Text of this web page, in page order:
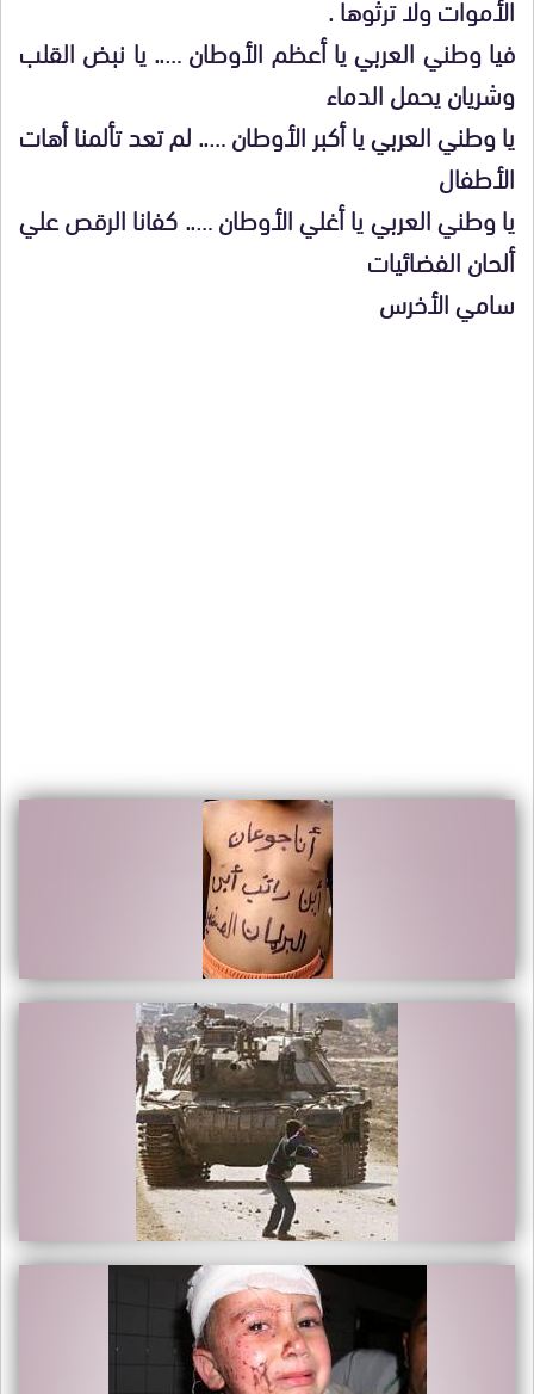
فيا وطني العربي يا أعظم الأوطان ….. يا نبض القلب
وشريان يحمل الدماء
يا وطني العربي يا أكبر الأوطان ….. لم تعد تألمنا أهات
الأطفال
يا وطني العربي يا أغلي الأوطان ….. كفانا الرقص علي
ألحان الفضائيات
سامي الأخرس